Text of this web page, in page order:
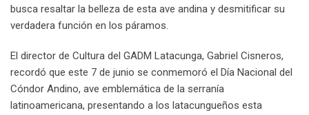
busca resaltar la belleza de esta ave andina y desmitificar su
verdadera función en los páramos.
El director de Cultura del GADM Latacunga, Gabriel Cisneros,
recordó que este 7 de junio se conmemoró el Día Nacional del
Cóndor Andino, ave emblemática de la serranía
latinoamericana, presentando a los latacungueños esta